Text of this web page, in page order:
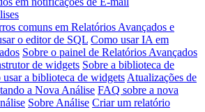
comuns em Relatórios Avançados e
o editor de SQL Como usar IA em
Sobre o painel de Relatórios Avançados
de widgets Sobre a biblioteca de
usar a biblioteca de widgets Atualizações de
a Nova Análise FAQ sobre a nova
Sobre Análise Criar um relatório